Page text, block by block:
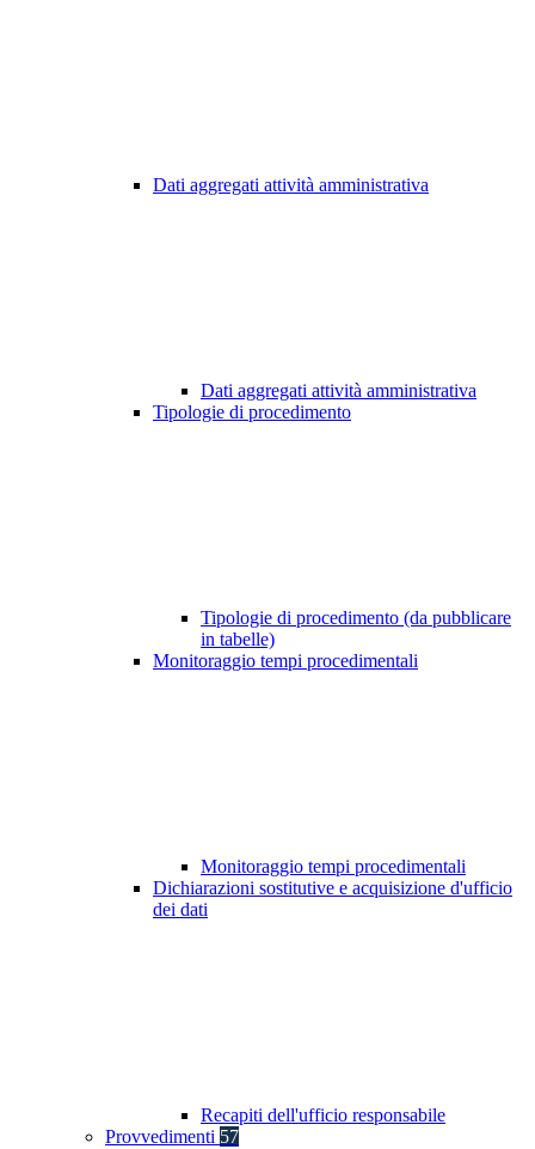
Dati aggregati attività amministrativa
Dati aggregati attività amministrativa
Tipologie di procedimento
Tipologie di procedimento (da pubblicare
in tabelle)
Monitoraggio tempi procedimentali
Monitoraggio tempi procedimentali
Dichiarazioni sostitutive e acquisizione d'ufficio
dei dati
Recapiti dell'ufficio responsabile
Provvedimenti 57